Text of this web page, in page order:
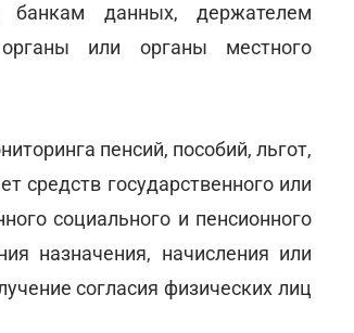
данных, держателем
или органы местного
пенсий, пособий, льгот,
средств государственного или
социального и пенсионного
назначения, начисления или
согласия физических лиц